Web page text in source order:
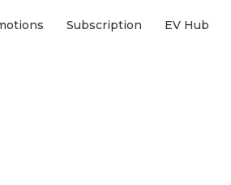
Subscription EV Hub